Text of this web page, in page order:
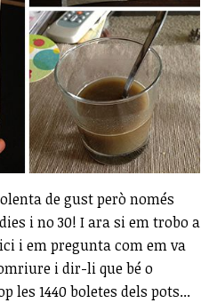
de gust però només
i no 30! I ara si em trobo a
i em pregunta com em va
i dir-li que bé o
les 1440 boletes dels pots...